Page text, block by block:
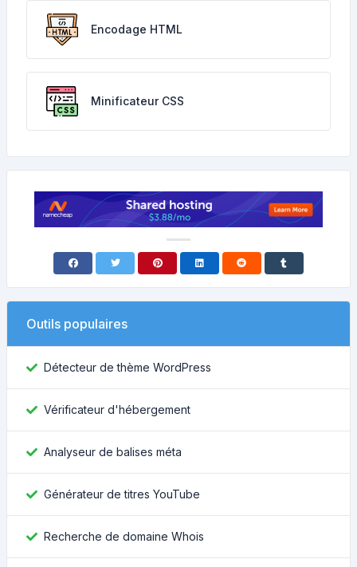
Encodage HTML
Minificateur CSS
Outils populaires
Détecteur de thème WordPress
Vérificateur d'hébergement
Analyseur de balises méta
Générateur de titres YouTube
Recherche de domaine Whois